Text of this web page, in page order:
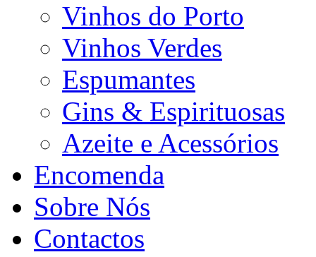
Vinhos do Porto
Vinhos Verdes
Espumantes
Gins & Espirituosas
Azeite e Acessórios
Encomenda
Sobre Nós
Contactos